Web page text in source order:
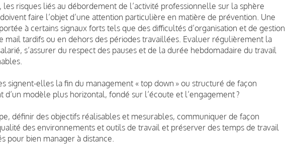
risques liés au débordement de l’activité professionnelle sur la sphère
faire l’objet d’une attention particulière en matière de prévention. Une
à certains signaux forts tels que des difficultés d’organisation et de gestion
mail tardifs ou en dehors des périodes travaillées. Evaluer régulièrement la
s’assurer du respect des pauses et de la durée hebdomadaire du travail
signent-elles la fin du management « top down » ou structuré de façon
d’un modèle plus horizontal, fondé sur l’écoute et l’engagement ?
définir des objectifs réalisables et mesurables, communiquer de façon
des environnements et outils de travail et préserver des temps de travail
pour bien manager à distance.